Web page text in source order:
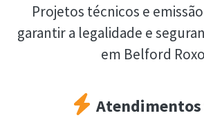
Projetos técnicos e emissão
garantir a legalidade e
em Belford
Atendimentos